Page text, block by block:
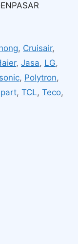
, Cruisair,
, Jasa, LG,
, Polytron,
, TCL, Teco,